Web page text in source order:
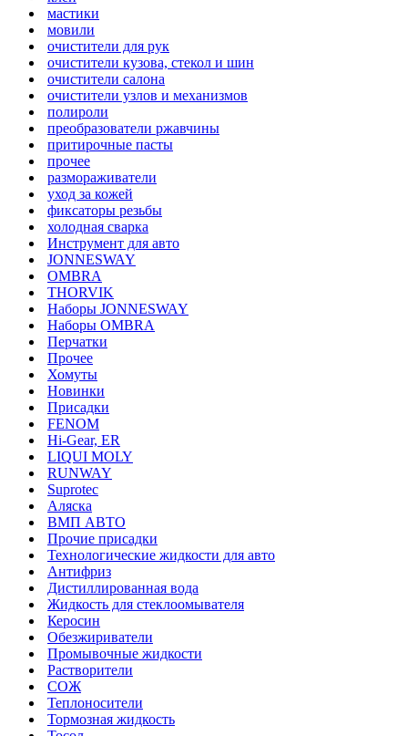
мастики
мовили
очистители для рук
очистители кузова, стекол и шин
очистители салона
очистители узлов и механизмов
полироли
преобразователи ржавчины
притирочные пасты
прочее
размораживатели
уход за кожей
фиксаторы резьбы
холодная сварка
Инструмент для авто
JONNESWAY
OMBRA
THORVIK
Наборы JONNESWAY
Наборы OMBRA
Перчатки
Прочее
Хомуты
Новинки
Присадки
FENOM
Hi-Gear, ER
LIQUI MOLY
RUNWAY
Suprotec
Аляска
ВМП АВТО
Прочие присадки
Технологические жидкости для авто
Антифриз
Дистиллированная вода
Жидкость для стеклоомывателя
Керосин
Обезжириватели
Промывочные жидкости
Растворители
СОЖ
Теплоносители
Тормозная жидкость